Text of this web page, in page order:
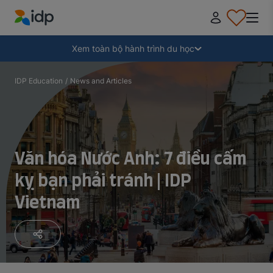
IDP Education
Xem toàn bộ hành trình du học
Tại sao nên đi du học?
Học ở đâu và học ngành gì?
Làm thế nào để nộp hồ sơ?
Sau khi nhận thư mời nhập học
Chuẩn bị lên đường
Thu gọn
IDP Education / News and Articles
Văn hóa Nước Anh: 7 điều cấm
kỵ bạn phải tránh | IDP
Vietnam